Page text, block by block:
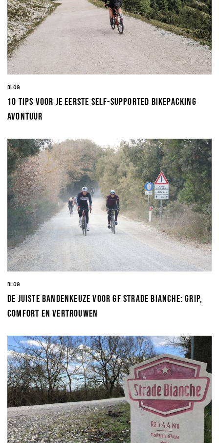
BLOG
10 tips voor je eerste self-supported bikepacking
avontuur
BLOG
De juiste bandenkeuze voor GF Strade Bianche: grip,
comfort en vertrouwen